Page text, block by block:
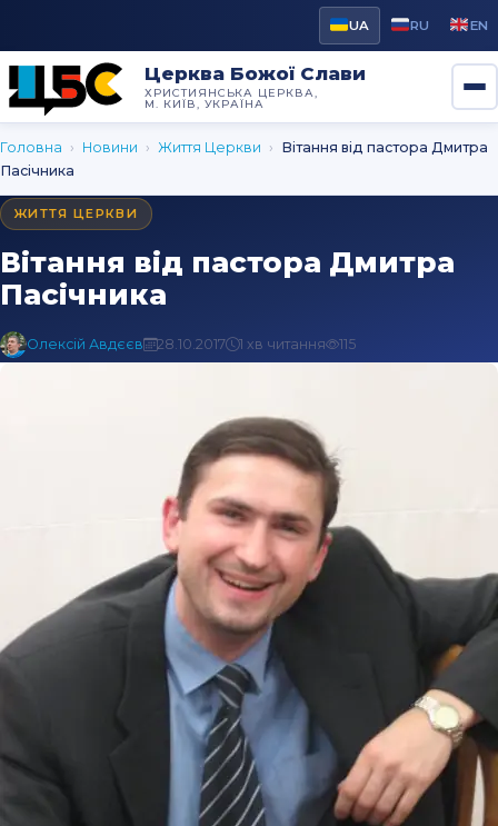
UA RU EN
Церква Божої Слави
ХРИСТИЯНСЬКА ЦЕРКВА,
М. КИЇВ, УКРАЇНА
Головна › Новини › Життя Церкви › Вітання від пастора Дмитра
Пасічника
ЖИТТЯ ЦЕРКВИ
Вітання від пастора Дмитра
Пасічника
Олексій Авдєєв 28.10.2017 1 хв читання 115